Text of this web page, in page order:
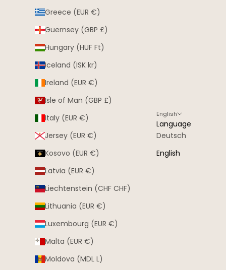
Greece (EUR €)
Guernsey (GBP £)
Hungary (HUF Ft)
Iceland (ISK kr)
Ireland (EUR €)
Isle of Man (GBP £)
Italy (EUR €)
Jersey (EUR €)
Kosovo (EUR €)
Latvia (EUR €)
Liechtenstein (CHF CHF)
Lithuania (EUR €)
Luxembourg (EUR €)
Malta (EUR €)
Moldova (MDL L)
English
Language
Deutsch
English